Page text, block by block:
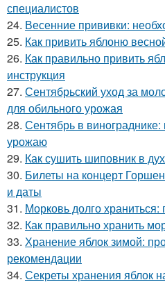
специалистов
24. Весенние прививки:
25. Как привить яблоню
26. Как правильно привить
инструкция
27. Сентябрьский уход за
для обильного урожая
28. Сентябрь в винограднике:
урожаю
29. Как сушить шиповник в
30. Билеты на концерт
и даты
31. Морковь долго
32. Как правильно хранить
33. Хранение яблок зимой:
рекомендации
34. Секреты хранения яблок